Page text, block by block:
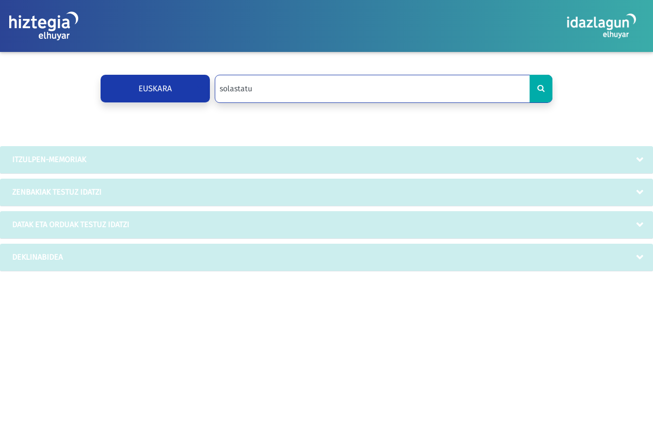
EUSKARA
ITZULPEN-MEMORIAK
ZENBAKIAK TESTUZ IDATZI
DATAK ETA ORDUAK TESTUZ IDATZI
DEKLINABIDEA